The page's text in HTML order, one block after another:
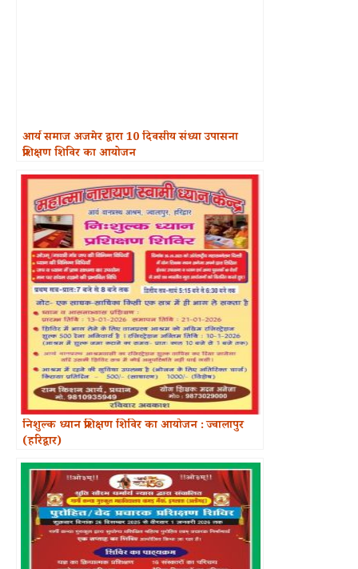
आर्य समाज अजमेर द्वारा 10 दिवसीय संध्या उपासना
प्रशिक्षण शिविर का आयोजन
निशुल्क ध्यान प्रशिक्षण शिविर का आयोजन : ज्वालापुर
(हरिद्वार)